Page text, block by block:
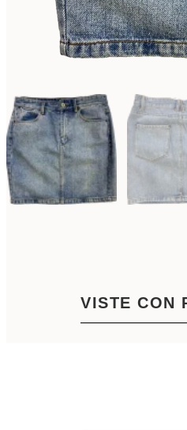
VISTE CON